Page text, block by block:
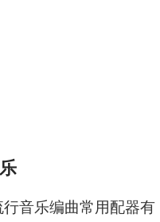
行音乐编曲常用配器有